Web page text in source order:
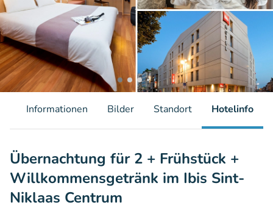
Informationen Bilder Standort Hotelinfo
Übernachtung für 2 + Frühstück +
Willkommensgetränk im Ibis Sint-
Niklaas Centrum